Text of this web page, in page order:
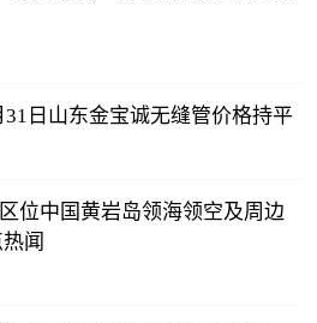
日山东金宝诚无缝管价格持平
位中国黄岩岛领海领空及周边
闻